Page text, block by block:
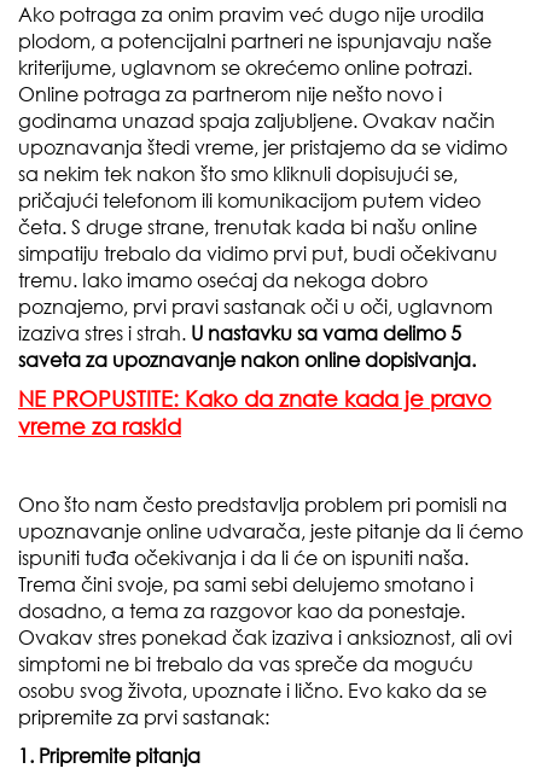
Ako potraga za onim pravim već dugo nije urodila
plodom, a potencijalni partneri ne ispunjavaju naše
kriterijume, uglavnom se okrećemo online potrazi.
Online potraga za partnerom nije nešto novo i
godinama unazad spaja zaljubljene. Ovakav način
upoznavanja štedi vreme, jer pristajemo da se vidimo
sa nekim tek nakon što smo kliknuli dopisujući se,
pričajući telefonom ili komunikacijom putem video
četa. S druge strane, trenutak kada bi našu online
simpatiju trebalo da vidimo prvi put, budi očekivanu
tremu. Iako imamo osećaj da nekoga dobro
poznajemo, prvi pravi sastanak oči u oči, uglavnom
izaziva stres i strah. U nastavku sa vama delimo 5
saveta za upoznavanje nakon online dopisivanja.
NE PROPUSTITE: Kako da znate kada je pravo
vreme za raskid
Ono što nam često predstavlja problem pri pomisli na
upoznavanje online udvarača, jeste pitanje da li ćemo
ispuniti tuđa očekivanja i da li će on ispuniti naša.
Trema čini svoje, pa sami sebi delujemo smotano i
dosadno, a tema za razgovor kao da ponestaje.
Ovakav stres ponekad čak izaziva i anksioznost, ali ovi
simptomi ne bi trebalo da vas spreče da moguću
osobu svog života, upoznate i lično. Evo kako da se
pripremite za prvi sastanak:
1. Pripremite pitanja